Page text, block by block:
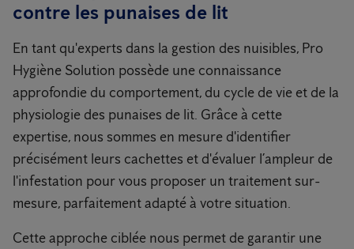
contre les punaises de lit
En tant qu'experts dans la gestion des nuisibles, Pro
Hygiène Solution possède une connaissance
approfondie du comportement, du cycle de vie et de la
physiologie des punaises de lit. Grâce à cette
expertise, nous sommes en mesure d'identifier
précisément leurs cachettes et d'évaluer l’ampleur de
l'infestation pour vous proposer un traitement sur-
mesure, parfaitement adapté à votre situation.
Cette approche ciblée nous permet de garantir une